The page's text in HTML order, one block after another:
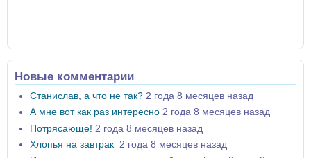
Новые комментарии
Станислав, а что не так? 2 года 8 месяцев назад
А мне вот как раз интересно 2 года 8 месяцев назад
Потрясающе! 2 года 8 месяцев назад
Хлопья на завтрак 2 года 8 месяцев назад